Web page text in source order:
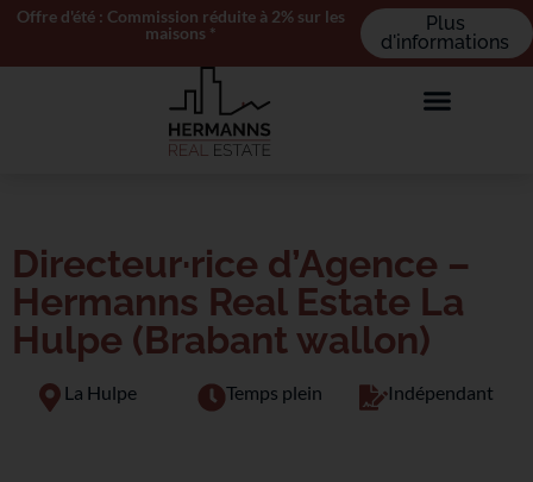
Offre d'été : Commission réduite à 2% sur les
maisons *
Plus
d'informations
Directeur·rice d’Agence –
Hermanns Real Estate La
Hulpe (Brabant wallon)
La Hulpe Temps plein Indépendant